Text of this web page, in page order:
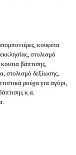
κουφέτα
στολισμό
βάπτισης,
στολισμό δεξίωσης,
ρούχα για αγόρι,
κ.α.